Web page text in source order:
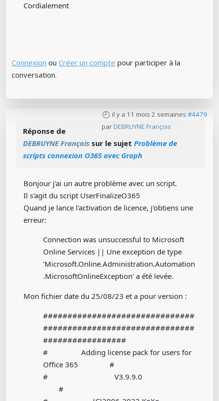
Cordialement
Connexion ou Créer un compte pour participer à la
conversation.
il y a 11 mois 2 semaines #4479
par DEBRUYNE François
Réponse de
DEBRUYNE François sur le sujet Problème de
scripts connexion O365 avec Graph
Bonjour j'ai un autre problème avec un script.
Il s'agit du script UserFinalizeO365
Quand je lance l'activation de licence, j'obtiens une
erreur:
Connection was unsuccessful to Microsoft
Online Services || Une exception de type
'Microsoft.Online.Administration.Automation
.MicrosoftOnlineException' a été levée.
Mon fichier date du 25/08/23 et a pour version :
###############################
###############################
#################
# Adding license pack for users for
Office 365 #
# V3.9.9.0
#